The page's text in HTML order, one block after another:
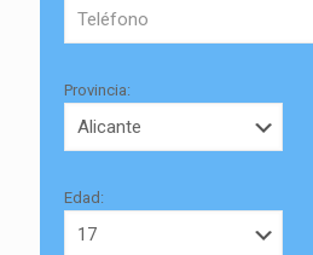
Provincia:
Edad: